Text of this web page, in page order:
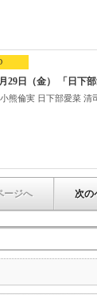
29日（金） 「日下
熊倫実 日下部愛菜 清
ージへ 次の